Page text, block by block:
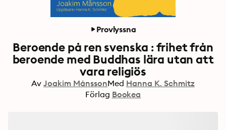
Provlyssna
Beroende på ren svenska : frihet från
beroende med Buddhas lära utan att
vara religiös
Av Joakim MånssonMed Hanna K. Schmitz
Förlag Bookea